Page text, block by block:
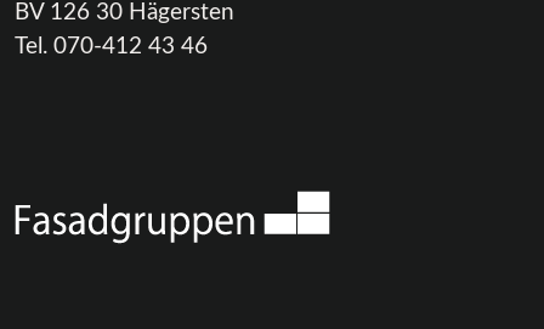
BV 126 30 Hägersten
Tel. 070-412 43 46